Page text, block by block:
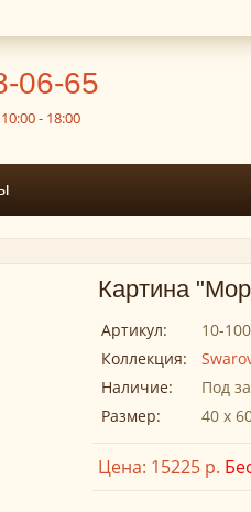
06-65
10:00 - 18:00
Картина
Артикул:
10-
Коллекция:
Наличие:
Под
Размер:
40 х
Цена: 15225 р.